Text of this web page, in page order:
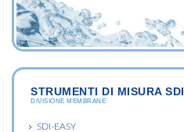
STRUMENTI DI MISURA SDI
DIVISIONE MEMBRANE
SDI-EASY